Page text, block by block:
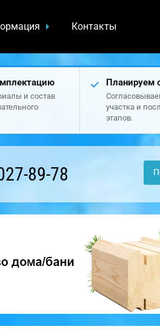
Контакты
и состав
Планируем
участка и
этапов.
89-78